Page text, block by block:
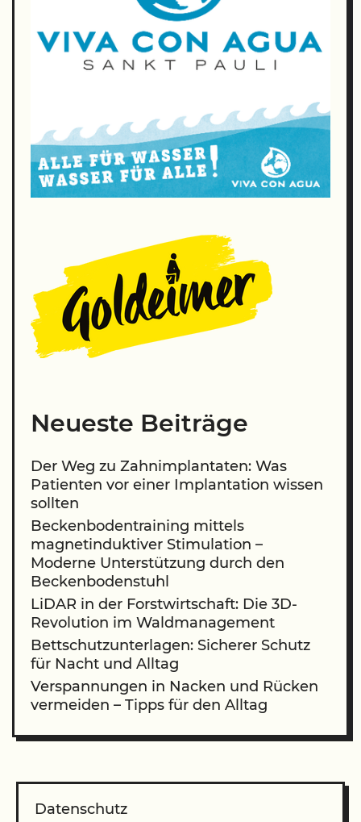
Neueste Beiträge
Der Weg zu Zahnimplantaten: Was
Patienten vor einer Implantation wissen
sollten
Beckenbodentraining mittels
magnetinduktiver Stimulation –
Moderne Unterstützung durch den
Beckenbodenstuhl
LiDAR in der Forstwirtschaft: Die 3D-
Revolution im Waldmanagement
Bettschutzunterlagen: Sicherer Schutz
für Nacht und Alltag
Verspannungen in Nacken und Rücken
vermeiden – Tipps für den Alltag
Datenschutz